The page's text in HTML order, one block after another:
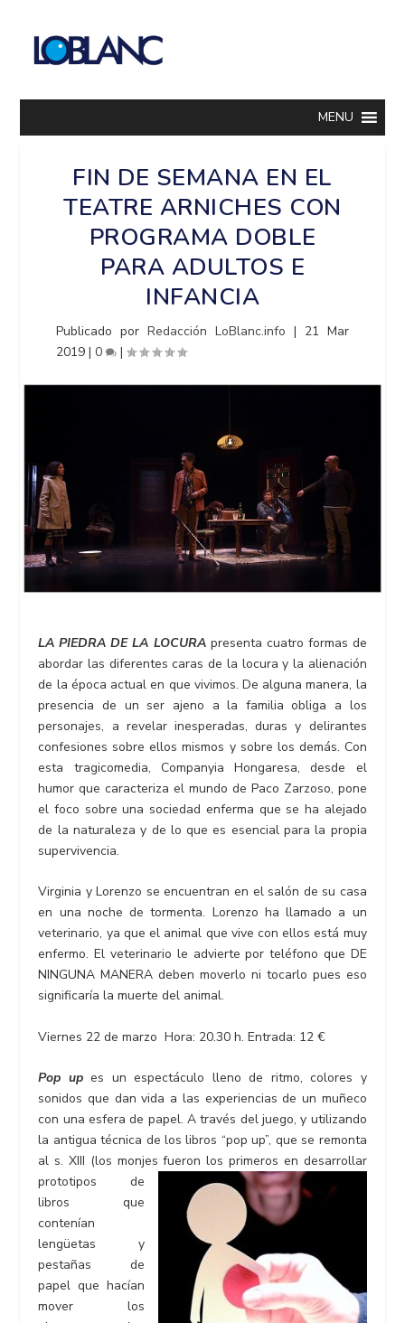
MENU
FIN DE SEMANA EN EL
TEATRE ARNICHES CON
PROGRAMA DOBLE
PARA ADULTOS E
INFANCIA
Publicado porRedacción LoBlanc.info | 21 Mar
2019 |0 |
LA PIEDRA DE LA LOCURApresenta cuatro formas de
abordar las diferentes caras de la locura y la alienación
de la época actual en que vivimos. De alguna manera, la
presencia de un ser ajeno a la familia obliga a los
personajes, a revelar inesperadas, duras y delirantes
confesiones sobre ellos mismos y sobre los demás. Con
esta tragicomedia, Companyia Hongaresa, desde el
humor que caracteriza el mundo de Paco Zarzoso, pone
el foco sobre una sociedad enferma que se ha alejado
de la naturaleza y de lo que es esencial para la propia
supervivencia.
Virginia y Lorenzo se encuentran en el salón de su casa
en una noche de tormenta. Lorenzo ha llamado a un
veterinario, ya que el animal que vive con ellos está muy
enfermo. El veterinario le advierte por teléfono que DE
NINGUNA MANERA deben moverlo ni tocarlo pues eso
significaría la muerte del animal.
Viernes 22 de marzo Hora: 20.30 h. Entrada: 12 €
Pop upes un espectáculo lleno de ritmo, colores y
sonidos que dan vida a las experiencias de un muñeco
con una esfera de papel. A través del juego, y utilizando
la antigua técnica de los libros “pop up”, que se remonta
al s. XIII (los monjes fueron los primeros en desarrollar
prototipos de
libros que
contenían
lengüetas y
pestañas de
papel que hacían
mover los